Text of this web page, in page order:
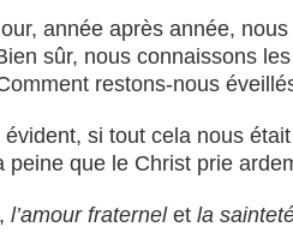
année après année,
sûr, nous connaissons
restons-nous
si tout cela nous
peine que le Christ prie
l’amour fraternelet la